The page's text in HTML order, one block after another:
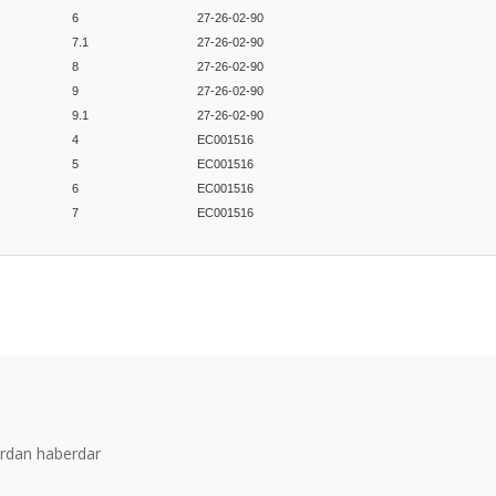
6
27-26-02-90
7.1
27-26-02-90
8
27-26-02-90
9
27-26-02-90
9.1
27-26-02-90
4
EC001516
5
EC001516
6
EC001516
7 EC001516
haberdar